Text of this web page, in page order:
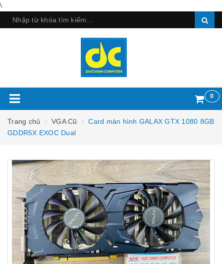
\
0
Trang chủ VGA Cũ
Card màn hình GALAX GTX 1080 8GB
GDDR5X EXOC Dual